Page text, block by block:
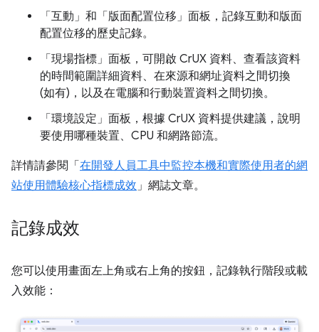
「互動」 和「版面配置位移」 面板，記錄互動和版面
配置位移的歷史記錄。
「現場指標」 面板，可開啟 CrUX 資料、查看該資料
的時間範圍詳細資料、在來源和網址資料之間切換
(如有)，以及在電腦和行動裝置資料之間切換。
「環境設定」 面板，根據 CrUX 資料提供建議，說明
要使用哪種裝置、CPU 和網路節流。
詳情請參閱「在開發人員工具中監控本機和實際使用者的網
站使用體驗核心指標成效 」網誌文章。
記錄成效
您可以使用畫面左上角或右上角的按鈕，記錄執行階段或載
入效能：